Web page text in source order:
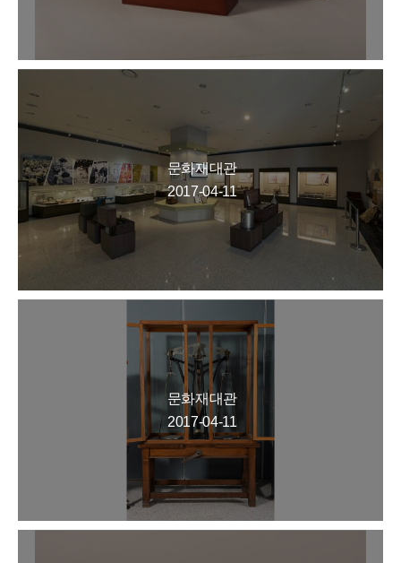
문화재대관
2017-04-11
문화재대관
2017-04-11